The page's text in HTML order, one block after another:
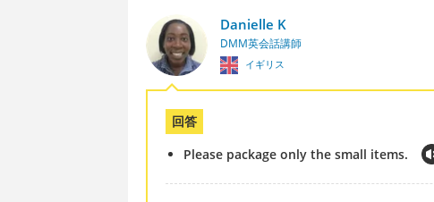
Danielle K
DMM英会話講師
イギリス
回答
Please package only the small items.